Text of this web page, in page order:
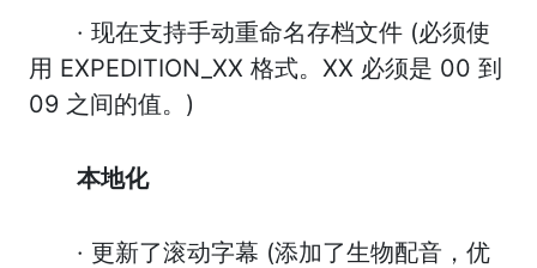
· 现在支持手动重命名存档文件 (必须使
用 EXPEDITION_XX 格式。XX 必须是 00 到
09 之间的值。)
本地化
· 更新了滚动字幕 (添加了生物配音，优